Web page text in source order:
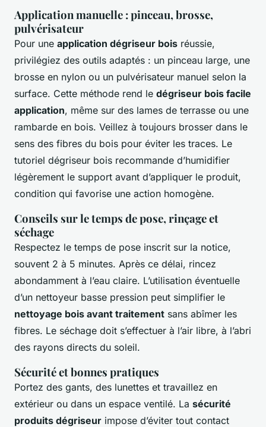
Application manuelle : pinceau, brosse,
pulvérisateur
Pour une application dégriseur bois réussie,
privilégiez des outils adaptés : un pinceau large, une
brosse en nylon ou un pulvérisateur manuel selon la
surface. Cette méthode rend le dégriseur bois facile
application, même sur des lames de terrasse ou une
rambarde en bois. Veillez à toujours brosser dans le
sens des fibres du bois pour éviter les traces. Le
tutoriel dégriseur bois recommande d’humidifier
légèrement le support avant d’appliquer le produit,
condition qui favorise une action homogène.
Conseils sur le temps de pose, rinçage et
séchage
Respectez le temps de pose inscrit sur la notice,
souvent 2 à 5 minutes. Après ce délai, rincez
abondamment à l’eau claire. L’utilisation éventuelle
d’un nettoyeur basse pression peut simplifier le
nettoyage bois avant traitement sans abîmer les
fibres. Le séchage doit s’effectuer à l’air libre, à l’abri
des rayons directs du soleil.
Sécurité et bonnes pratiques
Portez des gants, des lunettes et travaillez en
extérieur ou dans un espace ventilé. La sécurité
produits dégriseur impose d’éviter tout contact